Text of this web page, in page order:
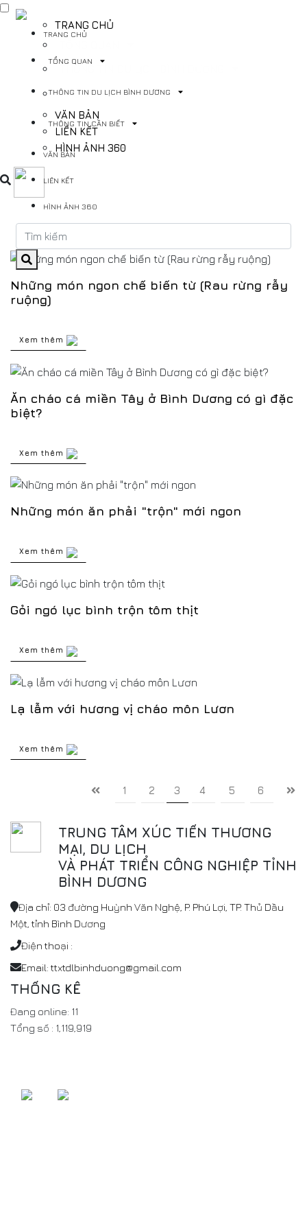
TRANG CHỦ
THÔNG TIN CẦN BIẾT
VĂN BẢN
LIÊN KẾT
HÌNH ẢNH 360
TRANG CHỦ
TỔNG QUAN
THÔNG TIN DU LỊCH BÌNH DƯƠNG
THÔNG TIN CẦN BIẾT
VĂN BẢN
LIÊN KẾT
HÌNH ẢNH 360
Những món ngon chế biến từ (Rau rừng rẫy
ruộng)
Xem thêm
Ăn cháo cá miền Tây ở Bình Dương có gì đặc
biệt?
Xem thêm
Những món ăn phải "trộn" mới ngon
Xem thêm
Gỏi ngó lục bình trộn tôm thịt
Xem thêm
Lạ lẫm với hương vị cháo môn Lươn
Xem thêm
1 2 3 4 5 6
TRUNG TÂM XÚC TIẾN THƯƠNG
MẠI, DU LỊCH
VÀ PHÁT TRIỂN CÔNG NGHIỆP TỈNH
BÌNH DƯƠNG
Địa chỉ: 03 đường Huỳnh Văn Nghệ, P. Phú Lợi, TP. Thủ Dầu
Một, tỉnh Bình Dương
Điện thoại :
Email: ttxtdlbinhduong@gmail.com
THỐNG KÊ
Đang online: 11
Tổng số : 1,119,919